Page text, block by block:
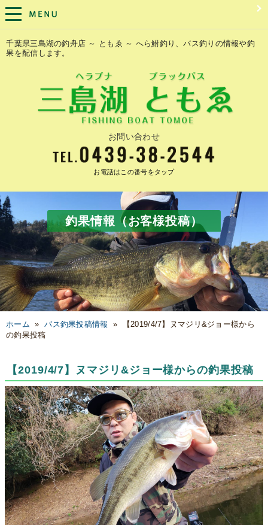
千葉県三島湖の釣舟店 ～ ともゑ ～ へら鮒釣り、バス釣りの情報や釣
果を配信します。
お問い合わせ
お電話はこの番号をタップ
釣果情報（お客様投稿）
ホーム »バス釣果投稿情報 »
【2019/4/7】ヌマジリ&ジョー様から
の釣果投稿
【2019/4/7】ヌマジリ&ジョー様からの釣果投稿